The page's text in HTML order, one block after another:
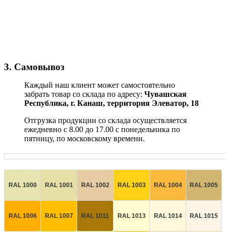
3. Самовывоз
Каждый наш клиент может самостоятельно
забрать товар со склада по адресу: Чувашская
Республика, г. Канаш, территория Элеватор, 18
Отгрузка продукции со склада осуществляется
ежедневно с 8.00 до 17.00 с понедельника по
пятницу, по московскому времени.
RAL 1000 RAL 1001 RAL 1002 RAL 1003 RAL 1004 RAL 1005
RAL 1006 RAL 1007 RAL 1011 RAL 1013 RAL 1014 RAL 1015